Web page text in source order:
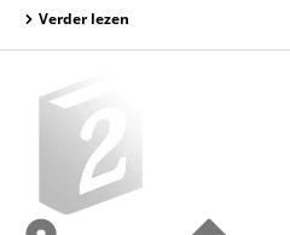
Verder lezen